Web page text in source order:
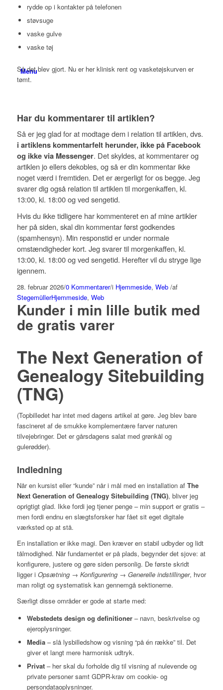
Menu
rydde op i kontakter på telefonen
støvsuge
vaske gulve
vaske tøj
Så det blev gjort. Nu er her klinisk rent og vasketøjskurven er
tømt.
Har du kommentarer til artiklen?
Så er jeg glad for at modtage dem i relation til artiklen, dvs.
i artiklens kommentarfelt herunder, ikke på Facebook
og ikke via Messenger. Det skyldes, at kommentarer og
artiklen jo ellers dekobles, og så er din kommentar ikke
noget værd i fremtiden. Det er ærgerligt for os begge. Jeg
svarer dig også relation til artiklen til morgenkaffen, kl.
13:00, kl. 18:00 og ved sengetid.
Hvis du ikke tidligere har kommenteret en af mine artikler
her på siden, skal din kommentar først godkendes
(spamhensyn). Min responstid er under normale
omstændigheder kort. Jeg svarer til morgenkaffen, kl.
13:00, kl. 18:00 og ved sengetid. Herefter vil du stryge lige
igennem.
28. februar 2026/0 Kommentarer/i Hjemmeside, Web /af
StegemüllerHjemmeside, Web
Kunder i min lille butik med
de gratis varer
The Next Generation of
Genealogy Sitebuilding
(TNG)
(Topbilledet har intet med dagens artikel at gøre. Jeg blev bare
fascineret af de smukke komplementære farver naturen
tilvejebringer. Det er gårsdagens salat med grønkål og
gulerødder).
Indledning
Når en kursist eller “kunde” når i mål med en installation af The
Next Generation of Genealogy Sitebuilding (TNG), bliver jeg
oprigtigt glad. Ikke fordi jeg tjener penge – min support er gratis –
men fordi endnu en slægtsforsker har fået sit eget digitale
værksted op at stå.
En installation er ikke magi. Den kræver en stabil udbyder og lidt
tålmodighed. Når fundamentet er på plads, begynder det sjove: at
konfigurere, justere og gøre siden personlig. De første skridt
ligger i Opsætning → Konfigurering → Generelle indstillinger, hvor
man roligt og systematisk kan gennemgå sektionerne.
Særligt disse områder er gode at starte med:
Webstedets design og definitioner– navn, beskrivelse og
ejeroplysninger.
Media– slå lysbilledshow og visning “på én række” til. Det
giver et langt mere harmonisk udtryk.
Privat– her skal du forholde dig til visning af nulevende og
private personer samt GDPR-krav om cookie- og
persondataoplysninger.